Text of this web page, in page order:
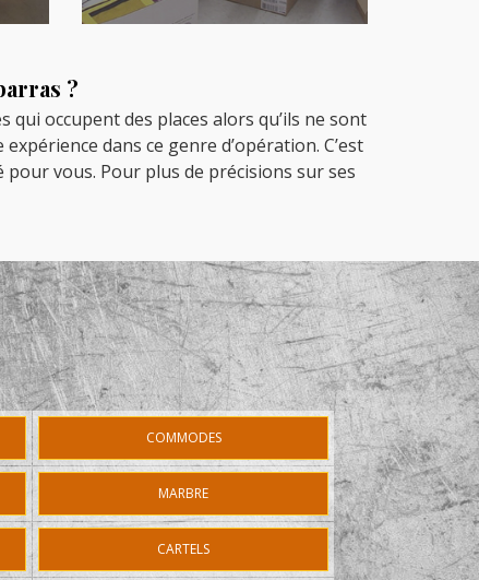
?
occupent des places alors qu’ils ne sont
dans ce genre d’opération. C’est
vous. Pour plus de précisions sur ses
COMMODES
MARBRE
CARTELS